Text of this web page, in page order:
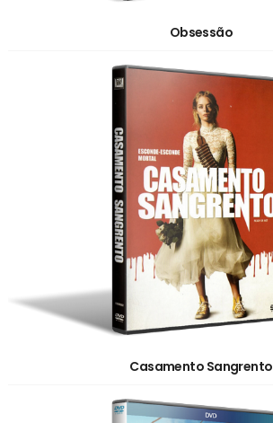
Obsessão
Casamento Sangrento